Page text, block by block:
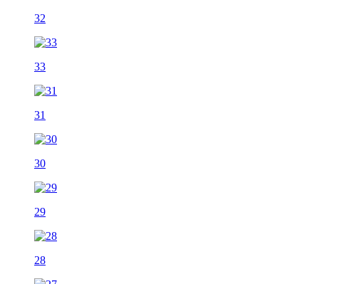
32
33
31
30
29
28